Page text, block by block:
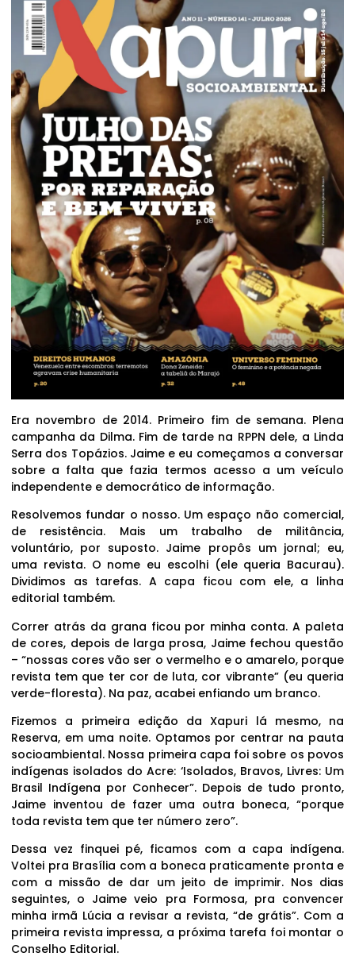
Era novembro de 2014. Primeiro fim de semana. Plena
campanha da Dilma. Fim de tarde na RPPN dele, a Linda
Serra dos Topázios. Jaime e eu começamos a conversar
sobre a falta que fazia termos acesso a um veículo
independente e democrático de informação.
Resolvemos fundar o nosso. Um espaço não comercial,
de resistência. Mais um trabalho de militância,
voluntário, por suposto. Jaime propôs um jornal; eu,
uma revista. O nome eu escolhi (ele queria Bacurau).
Dividimos as tarefas. A capa ficou com ele, a linha
editorial também.
Correr atrás da grana ficou por minha conta. A paleta
de cores, depois de larga prosa, Jaime fechou questão
– “nossas cores vão ser o vermelho e o amarelo, porque
revista tem que ter cor de luta, cor vibrante” (eu queria
verde-floresta). Na paz, acabei enfiando um branco.
Fizemos a primeira edição da Xapuri lá mesmo, na
Reserva, em uma noite. Optamos por centrar na pauta
socioambiental. Nossa primeira capa foi sobre os povos
indígenas isolados do Acre: ‘Isolados, Bravos, Livres: Um
Brasil Indígena por Conhecer”. Depois de tudo pronto,
Jaime inventou de fazer uma outra boneca, “porque
toda revista tem que ter número zero”.
Dessa vez finquei pé, ficamos com a capa indígena.
Voltei pra Brasília com a boneca praticamente pronta e
com a missão de dar um jeito de imprimir. Nos dias
seguintes, o Jaime veio pra Formosa, pra convencer
minha irmã Lúcia a revisar a revista, “de grátis”. Com a
primeira revista impressa, a próxima tarefa foi montar o
Conselho Editorial.